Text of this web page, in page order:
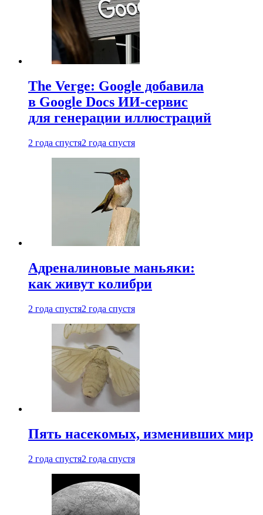
The Verge: Google добавила
в Google Docs ИИ-сервис
для генерации иллюстраций
2 года спустя2 года спустя
Адреналиновые маньяки:
как живут колибри
2 года спустя2 года спустя
Пять насекомых, изменивших мир
2 года спустя2 года спустя